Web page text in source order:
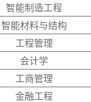
智能制造工程
智能材料与结构
工程管理
会计学
工商管理
金融工程